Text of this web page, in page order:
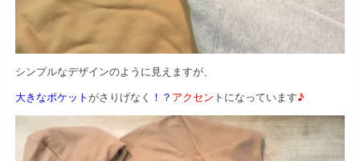
シンプルなデザインのように見えますが、
大きなポケットがさりげなく ！？ アクセン トになっています♪